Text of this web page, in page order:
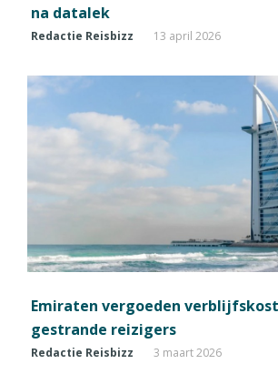
na datalek
Redactie Reisbizz 13 april 2026
Emiraten vergoeden
gestrande reizigers
Redactie Reisbizz 3 maart 2026